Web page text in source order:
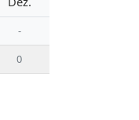
-
0